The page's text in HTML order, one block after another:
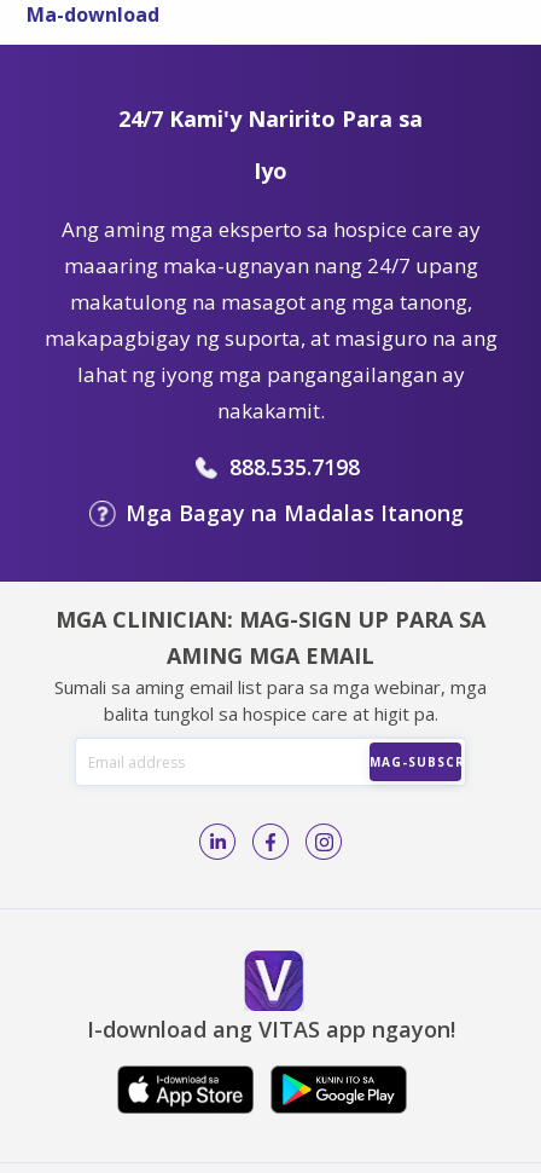
Ma-download
24/7 Kami'y Naririto Para sa
Iyo
Ang aming mga eksperto sa hospice care ay
maaaring maka-ugnayan nang 24/7 upang
makatulong na masagot ang mga tanong,
makapagbigay ng suporta, at masiguro na ang
lahat ng iyong mga pangangailangan ay
nakakamit.
888.535.7198
Mga Bagay na Madalas Itanong
MGA CLINICIAN: MAG-SIGN UP PARA SA
AMING MGA EMAIL
Sumali sa aming email list para sa mga webinar, mga
balita tungkol sa hospice care at higit pa.
I-download ang VITAS app ngayon!